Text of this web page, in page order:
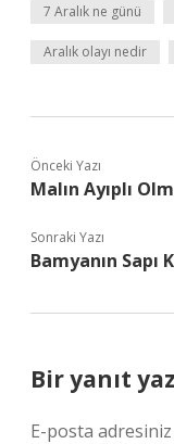
7 Aralık ne günü
Aralık olayı nedir
Önceki Yazı
Malın Ayıplı
Sonraki Yazı
Bamyanın Sapı
Bir yanıt
E-posta adresiniz